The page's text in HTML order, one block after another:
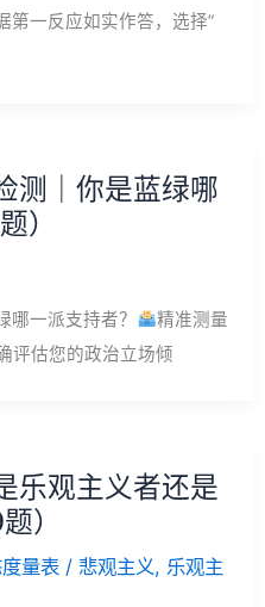
第一反应如实作答，选择”
测｜你是蓝绿哪
）
一派支持者？
精准测量
评估您的政治立场倾
乐观主义者还是
）
量表 / 悲观主义, 乐观主